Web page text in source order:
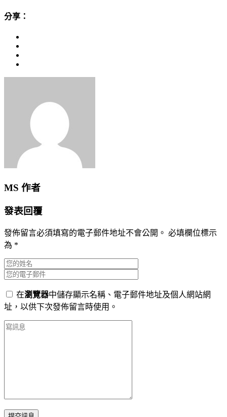
分享：
MS 作者
發表回覆
發佈留言必須填寫的電子郵件地址不會公開。 必填欄位標示
為 *
在瀏覽器中儲存顯示名稱、電子郵件地址及個人網站網
址，以供下次發佈留言時使用。